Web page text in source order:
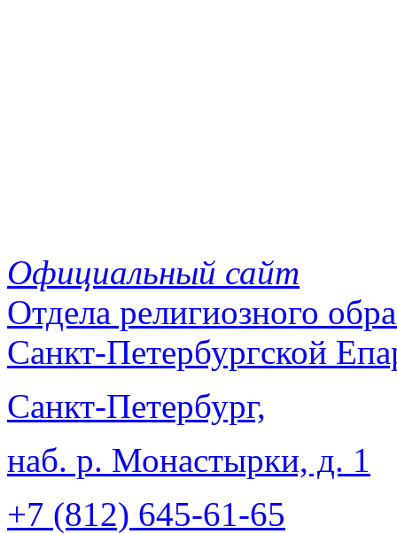
Официальный сайт
Отдела религиозного
Санкт-Петербургской
Санкт-Петербург,
наб. р. Монастырки, д. 1
+7 (812) 645-61-65